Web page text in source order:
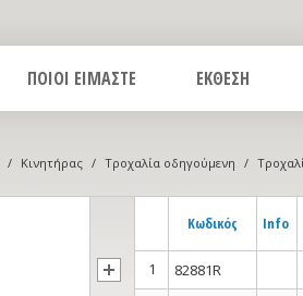
ΠΟΙΟΙ ΕΙΜΑΣΤΕ ΕΚΘΕΣΗ
/ Κινητήρας / Τροχαλία οδηγούμενη /
Κωδικός Info
1 82881R